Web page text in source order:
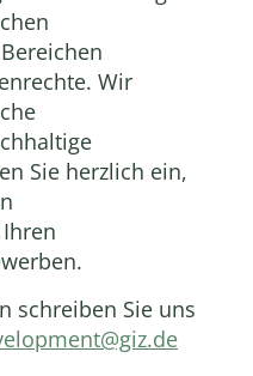
Wir
Sie herzlich ein,
schreiben Sie uns